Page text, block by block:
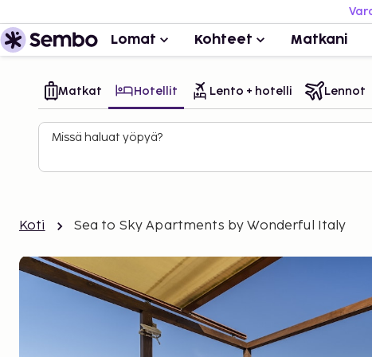
Lomat Kohteet Matkani
Matkat Hotellit Lento + hotelli Lennot
Missä haluat yöpyä?
Koti Sea to Sky Apartments by Wonderful Italy